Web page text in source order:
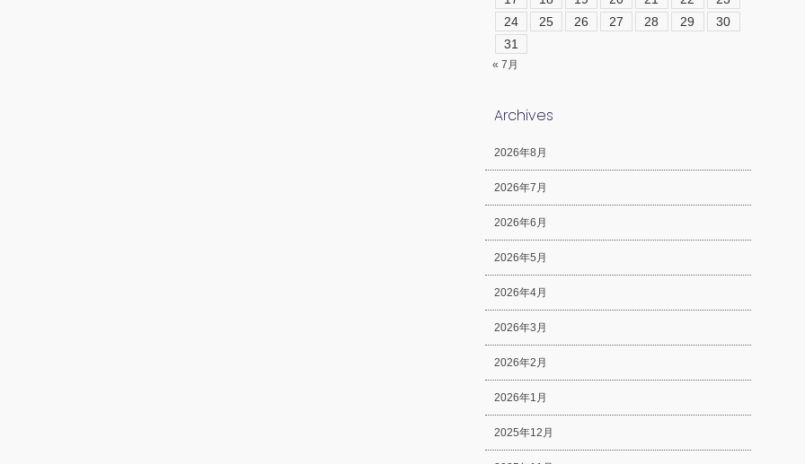
24
25 26 27 28 29
30
31
« 7月
Archives
2026年8月
2026年7月
2026年6月
2026年5月
2026年4月
2026年3月
2026年2月
2026年1月
2025年12月